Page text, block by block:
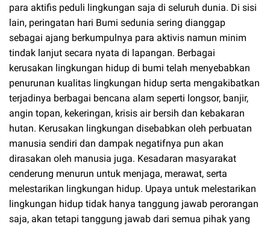
para aktifis peduli lingkungan saja di seluruh dunia. Di sisi
lain, peringatan hari Bumi sedunia sering dianggap
sebagai ajang berkumpulnya para aktivis namun minim
tindak lanjut secara nyata di lapangan. Berbagai
kerusakan lingkungan hidup di bumi telah menyebabkan
penurunan kualitas lingkungan hidup serta mengakibatkan
terjadinya berbagai bencana alam seperti longsor, banjir,
angin topan, kekeringan, krisis air bersih dan kebakaran
hutan. Kerusakan lingkungan disebabkan oleh perbuatan
manusia sendiri dan dampak negatifnya pun akan
dirasakan oleh manusia juga. Kesadaran masyarakat
cenderung menurun untuk menjaga, merawat, serta
melestarikan lingkungan hidup. Upaya untuk melestarikan
lingkungan hidup tidak hanya tanggung jawab perorangan
saja, akan tetapi tanggung jawab dari semua pihak yang